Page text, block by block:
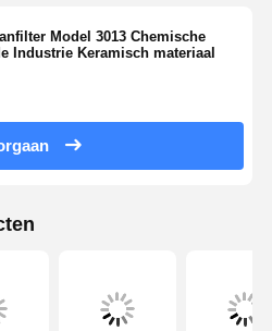
Model 3013 Chemische
Industrie Keramisch materiaal